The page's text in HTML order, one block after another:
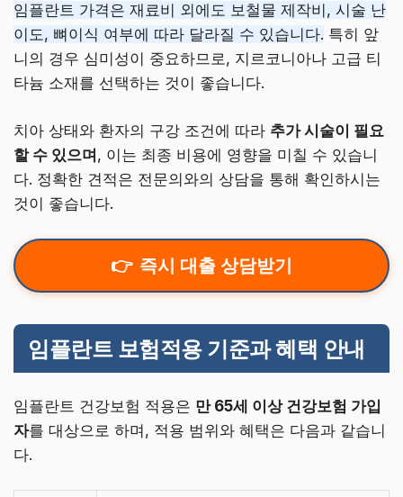
임플란트 가격은 재료비 외에도 보철물 제작비, 시술 난
이도, 뼈이식 여부에 따라 달라질 수 있습니다. 특히 앞
니의 경우 심미성이 중요하므로, 지르코니아나 고급 티
타늄 소재를 선택하는 것이 좋습니다.
치아 상태와 환자의 구강 조건에 따라 추가 시술이 필요
할 수 있으며, 이는 최종 비용에 영향을 미칠 수 있습니
다. 정확한 견적은 전문의와의 상담을 통해 확인하시는
것이 좋습니다.
즉시 대출 상담받기
임플란트 보험적용 기준과 혜택 안내
임플란트 건강보험 적용은 만 65세 이상 건강보험 가입
자를 대상으로 하며, 적용 범위와 혜택은 다음과 같습니
다.